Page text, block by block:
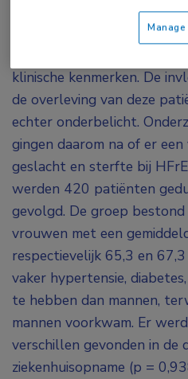
Hartfalen met verminderde
komt voor bij zowel
klinische kenmerken. De
de overleving van deze
echter onderbelicht.
gingen daarom na of er
geslacht en sterfte bij
werden 420 patiënten
gevolgd. De groep
vrouwen met een
respectievelijk 65,3 en
vaker hypertensie,
te hebben dan mannen,
mannen voorkwam. Er
verschillen gevonden in de
ziekenhuisopname (p =
Manage